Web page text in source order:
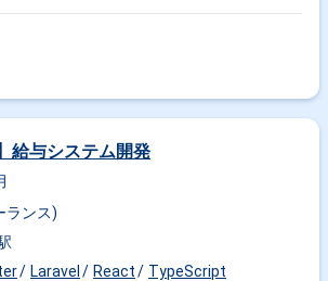
発 ・PHP／Laravelを用いたバッ
給与システム開発
ランス)
Laravel React
TypeScript